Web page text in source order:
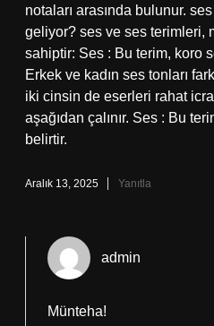
notaları arasında bulunur.
geliyor? ses ve ses terimleri,
sahiptir: Ses : Bu terim, koro
Erkek ve kadın ses tonları
iki cinsin de eserleri rahat
aşağıdan çalınır. Ses : Bu
belirtir.
Aralık 13, 2025 Yanıtla
admin
Münteha!